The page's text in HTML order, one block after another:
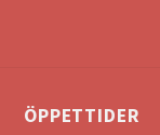
ÖPPETTIDER